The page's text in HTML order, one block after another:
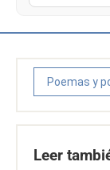
Poemas y
Leer